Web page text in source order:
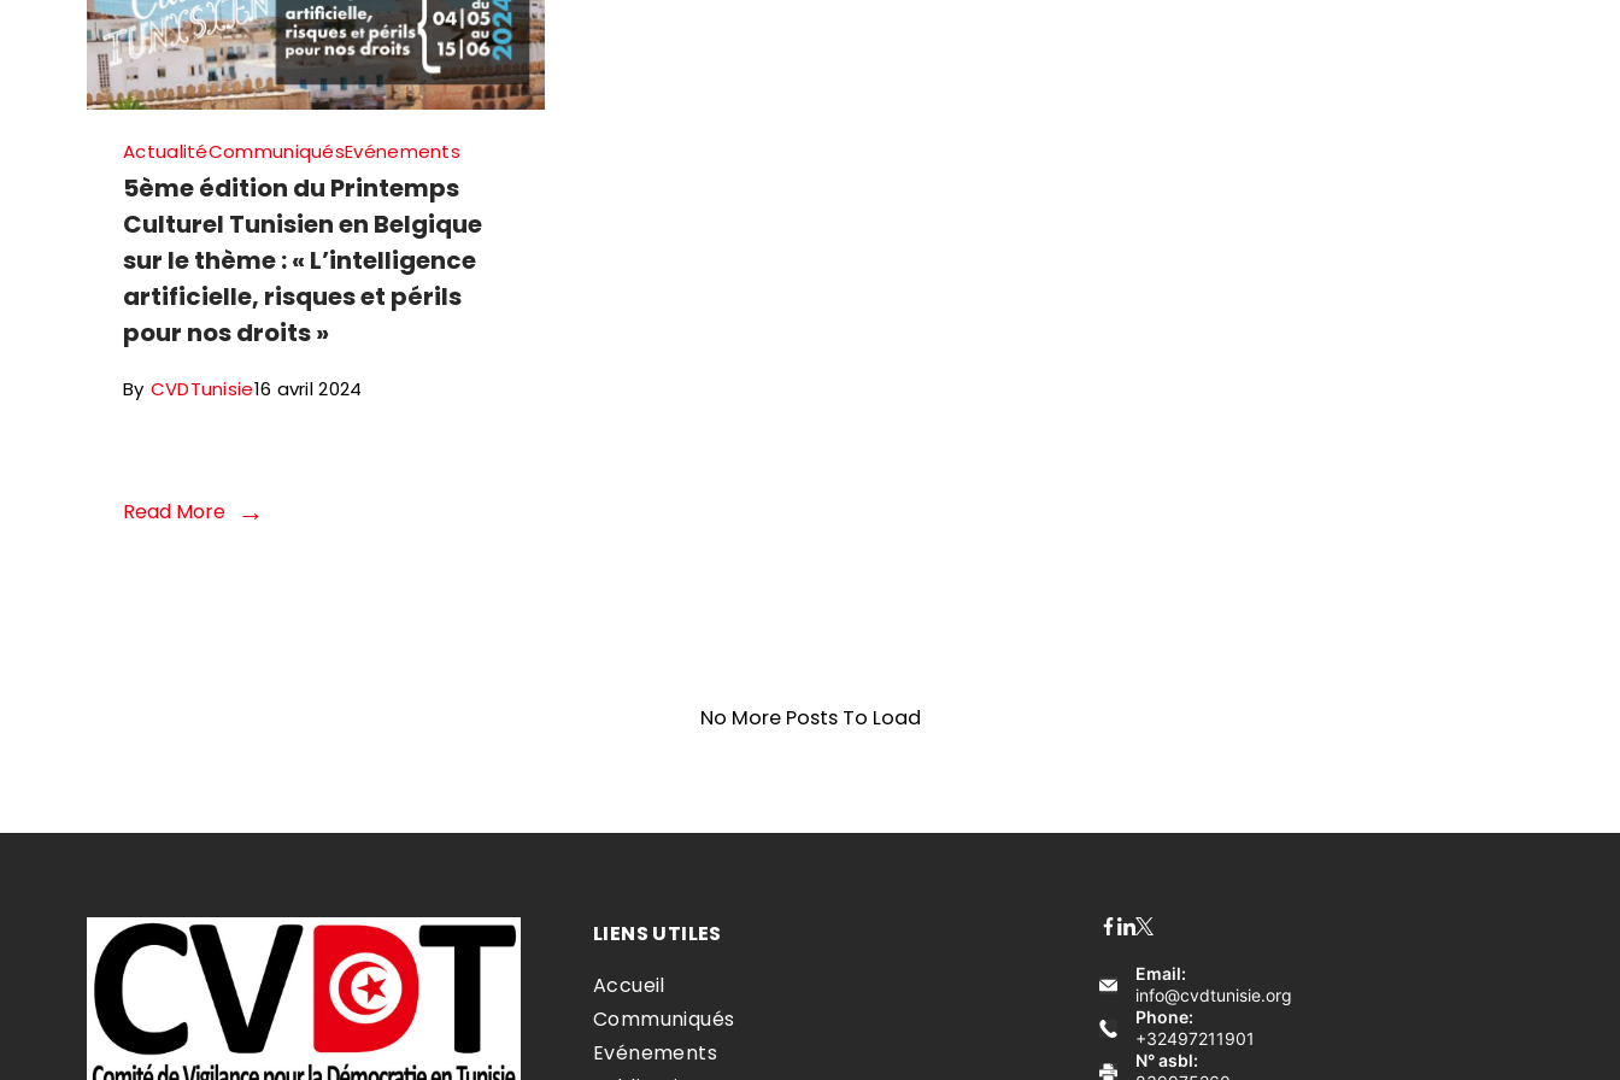
ActualitéCommuniquésEvénements
5ème édition du Printemps
Culturel Tunisien en Belgique
sur le thème : « L’intelligence
artificielle, risques et périls
pour nos droits »
By CVDTunisie16 avril 2024
Read More
No More Posts To Load
LIENS UTILES
Accueil
Communiqués
Evénements
Email:
info@cvdtunisie.org
Phone:
+32497211901
N° asbl: